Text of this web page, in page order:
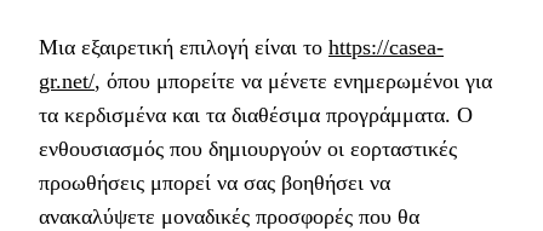
Μια εξαιρετική επιλογή είναι το https://casea-
gr.net/, όπου μπορείτε να μένετε ενημερωμένοι για
τα κερδισμένα και τα διαθέσιμα προγράμματα. Ο
ενθουσιασμός που δημιουργούν οι εορταστικές
προωθήσεις μπορεί να σας βοηθήσει να
ανακαλύψετε μοναδικές προσφορές που θα